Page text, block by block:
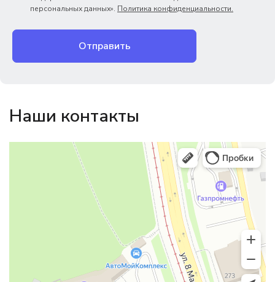
персональных данных». Политика конфиденциальности.
Отправить
Наши контакты
Магазин резинотехники
Резиновые и резинотехнические изделия в Екатеринбурге
Садовый инвентарь и техника в Екатеринбурге